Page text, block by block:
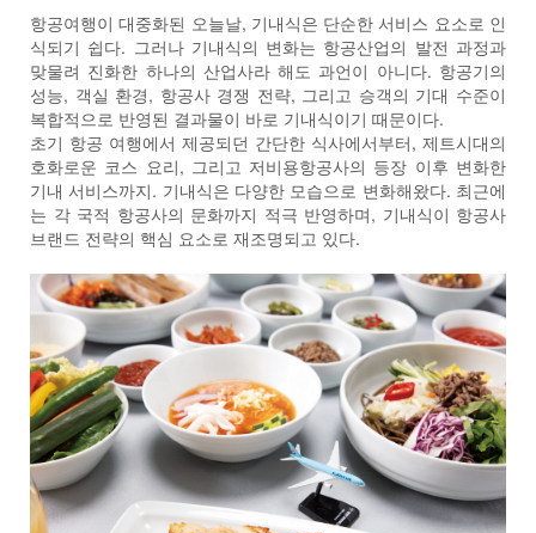
항공여행이 대중화된 오늘날, 기내식은 단순한 서비스 요소로 인
식되기 쉽다. 그러나 기내식의 변화는 항공산업의 발전 과정과
맞물려 진화한 하나의 산업사라 해도 과언이 아니다. 항공기의
성능, 객실 환경, 항공사 경쟁 전략, 그리고 승객의 기대 수준이
복합적으로 반영된 결과물이 바로 기내식이기 때문이다.
초기 항공 여행에서 제공되던 간단한 식사에서부터, 제트시대의
호화로운 코스 요리, 그리고 저비용항공사의 등장 이후 변화한
기내 서비스까지. 기내식은 다양한 모습으로 변화해왔다. 최근에
는 각 국적 항공사의 문화까지 적극 반영하며, 기내식이 항공사
브랜드 전략의 핵심 요소로 재조명되고 있다.